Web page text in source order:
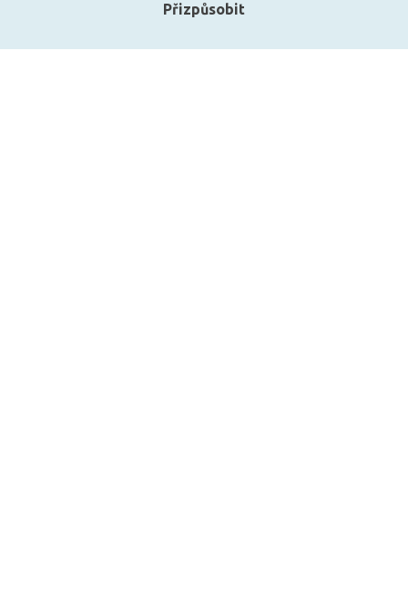
Přizpůsobit